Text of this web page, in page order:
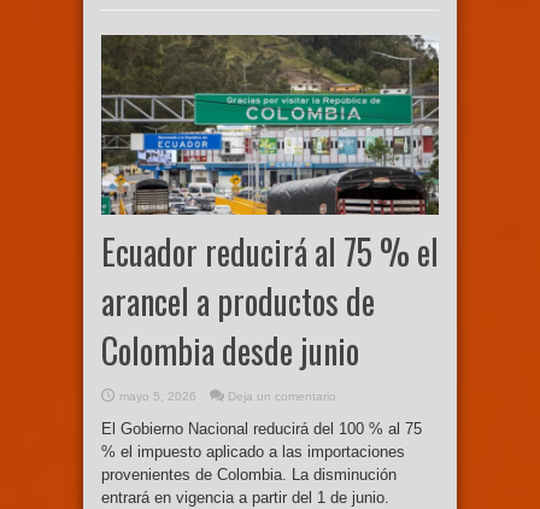
Ecuador reducirá al 75 % el
arancel a productos de
Colombia desde junio
mayo 5, 2026 Deja un comentario
El Gobierno Nacional reducirá del 100 % al 75
% el impuesto aplicado a las importaciones
provenientes de Colombia. La disminución
entrará en vigencia a partir del 1 de junio.